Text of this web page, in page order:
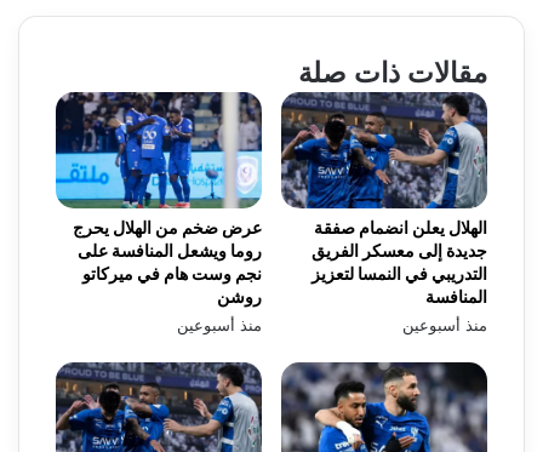
مقالات ذات صلة
عرض ضخم من الهلال يحرج
روما ويشعل المنافسة على
نجم وست هام في ميركاتو
روشن
منذ أسبوعين
الهلال يعلن انضمام صفقة
جديدة إلى معسكر الفريق
التدريبي في النمسا لتعزيز
المنافسة
منذ أسبوعين